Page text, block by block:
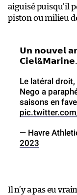
aiguisé puisqu’il
piston ou milieu
𝗨𝗻 𝗻𝗼𝘂𝘃𝗲𝗹
Le latéral
Nego a
saisons en
— Havre
2023
Il n’y a pas eu